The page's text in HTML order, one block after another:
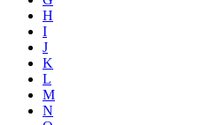
H
I
J
K
L
M
N